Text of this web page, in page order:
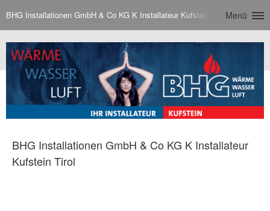
BHG Installationen GmbH & Co KG K Installateur Kufstein TirolMenü
BHG Installationen GmbH & Co KG K Installateur
Kufstein Tirol